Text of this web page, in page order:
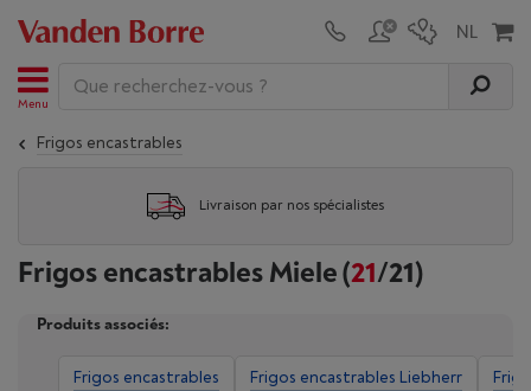
Menu
Frigos encastrables
Livraison par nos spécialistes
Frigos encastrables Miele(21/21)
Produits associés:
Frigos encastrables Frigos encastrables Liebherr